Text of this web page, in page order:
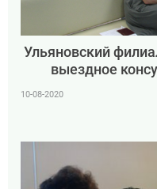
Ульяновский
выездное
10-08-2020